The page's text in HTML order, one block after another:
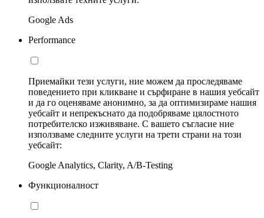
Google Ads
Performance
Приемайки тези услуги, ние можем да проследяваме
поведението при кликване и сърфиране в нашия уебсайт
и да го оценяваме анонимно, за да оптимизираме нашия
уебсайт и непрекъснато да подобряваме цялостното
потребителско изживяване. С вашето съгласие ние
използваме следните услуги на трети страни на този
уебсайт:
Google Analytics, Clarity, A/B-Testing
Функционалност